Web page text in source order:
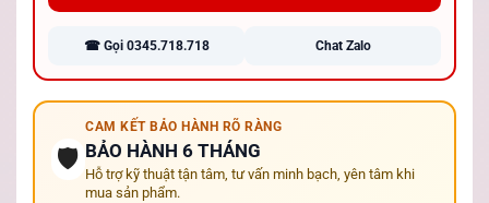
☎ Gọi 0345.718.718 Chat Zalo
🛡️
CAM KẾT BẢO HÀNH RÕ RÀNG
BẢO HÀNH 6 THÁNG
Hỗ trợ kỹ thuật tận tâm, tư vấn minh bạch, yên tâm khi
mua sản phẩm.